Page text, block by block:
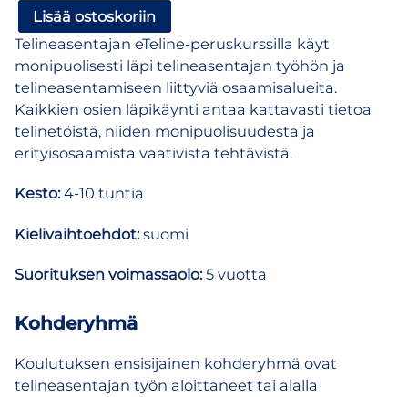
eTeline
–
verkkokoulutus
telineasentamisesta
ja
telineturvallisuudesta
määrä
Lisää ostoskoriin
Telineasentajan eTeline-peruskurssilla käyt
monipuolisesti läpi telineasentajan työhön ja
telineasentamiseen liittyviä osaamisalueita.
Kaikkien osien läpikäynti antaa kattavasti tietoa
telinetöistä, niiden monipuolisuudesta ja
erityisosaamista vaativista tehtävistä.
Kesto:4-10 tuntia
Kielivaihtoehdot:suomi
Suorituksen voimassaolo:5 vuotta
Kohderyhmä
Koulutuksen ensisijainen kohderyhmä ovat
telineasentajan työn aloittaneet tai alalla